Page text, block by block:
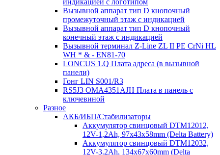
индикацией с логотипом
Вызывной аппарат тип D кнопочный
промежуточный этаж с индикацией
Вызывной аппарат тип D кнопочный
конечный этаж с индикацией
Вызывной терминал Z-Line ZL II PE CrNi HL
WH * & - EN81-70
LONCUS 1.Q Плата адреса (в вызывной
панели)
Гонг LIN S001/R3
RS5J3 OMA4351AJH Плата в панель с
ключевиной
Разное
АКБ/ИБП/Стабилизаторы
Аккумулятор свинцовый DTM12012,
12V-1,2Ah, 97х43х58mm (Delta Battery)
Аккумулятор свинцовый DTM12032,
12V-3.2Ah, 134x67x60mm (Delta